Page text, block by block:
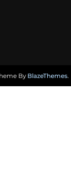
By BlazeThemes.